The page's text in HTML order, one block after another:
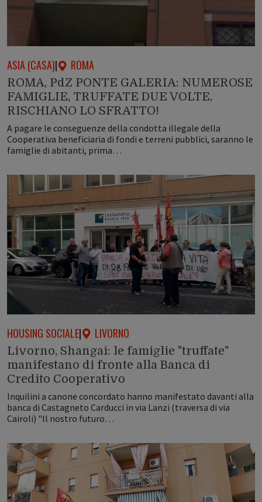
ASIA (CASA)| ROMA
ROMA, PdZ PONTE GALERIA: NUMEROSE
FAMIGLIE, TRUFFATE DUE VOLTE,
RISCHIANO LO SFRATTO!
A pagare le conseguenze della condotta illegale della
Cooperativa beneficiaria di fondi e terreni pubblici, saranno le
famiglie di abitanti, prima…
HOUSING SOCIALE| LIVORNO
Livorno, Shangai: le famiglie "truffate"
manifestano di fronte alla Banca di
Credito Cooperativo
Inquilini a canone concordato hanno manifestato davanti alla
banca di Castagneto Carducci in via Lanzi (traversa di via
Cairoli) "Il nostro futuro…